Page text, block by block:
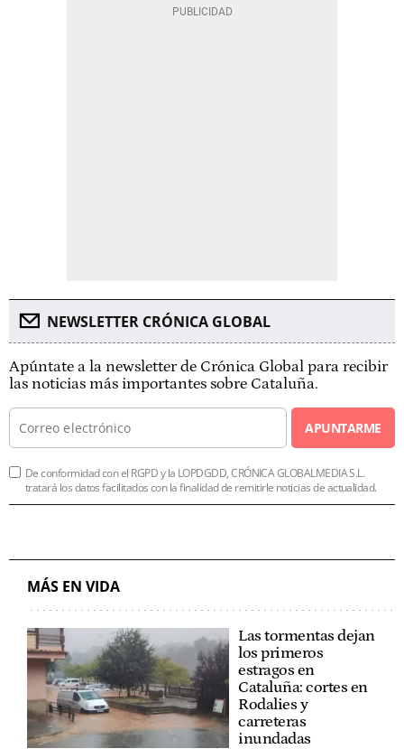
NEWSLETTER CRÓNICA GLOBAL
Apúntate a la newsletter de Crónica Global para recibir
las noticias más importantes sobre Cataluña.
APUNTARME
De conformidad con el RGPD y la LOPDGDD, CRÓNICA GLOBALMEDIA S.L.
tratará los datos facilitados con la finalidad de remitirle noticias de actualidad.
MÁS EN VIDA
Las tormentas dejan
los primeros
estragos en
Cataluña: cortes en
Rodalies y
carreteras
inundadas